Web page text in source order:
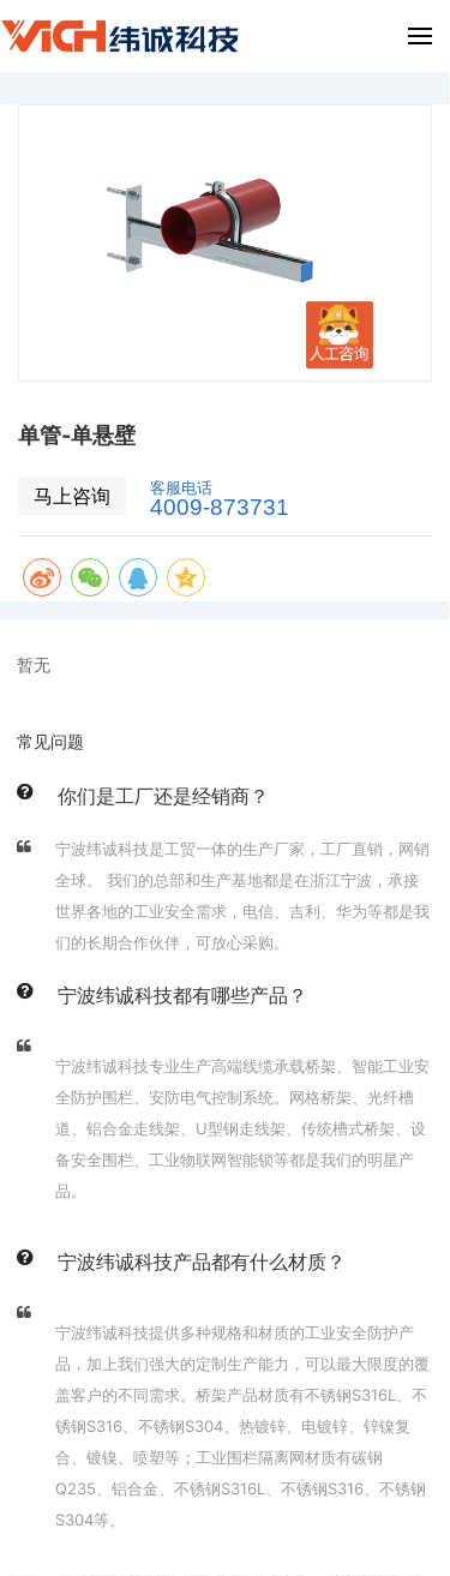
单管-单悬壁
马上咨询 客服电话
4009-873731
暂无
常见问题
你们是工厂还是经销商？
宁波纬诚科技是工贸一体的生产厂家，工厂直销，网销
全球。 我们的总部和生产基地都是在浙江宁波，承接
世界各地的工业安全需求，电信、吉利、华为等都是我
们的长期合作伙伴，可放心采购。
宁波纬诚科技都有哪些产品？
宁波纬诚科技专业生产高端线缆承载桥架、智能工业安
全防护围栏、安防电气控制系统。网格桥架、光纤槽
道、铝合金走线架、U型钢走线架、传统槽式桥架、设
备安全围栏、工业物联网智能锁等都是我们的明星产
品。
宁波纬诚科技产品都有什么材质？
宁波纬诚科技提供多种规格和材质的工业安全防护产
品，加上我们强大的定制生产能力，可以最大限度的覆
盖客户的不同需求。桥架产品材质有不锈钢S316L、不
锈钢S316、不锈钢S304、热镀锌、电镀锌、锌镍复
合、镀镍、喷塑等；工业围栏隔离网材质有碳钢
Q235、铝合金、不锈钢S316L、不锈钢S316、不锈钢
S304等。